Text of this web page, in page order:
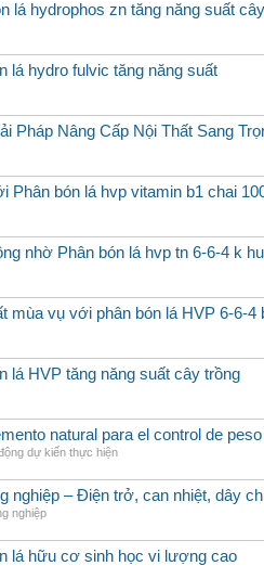
lá hydrophos zn tăng năng suất cây
lá hydro fulvic tăng năng suất
Pháp Nâng Cấp Nội Thất Sang
Phân bón lá hvp vitamin b1 chai
nhờ Phân bón lá hvp tn 6-6-4 k
mùa vụ với phân bón lá HVP 6-6-4
lá HVP tăng năng suất cây trồng
natural para el control de peso
dự kiến thực hiện
nghiệp – Điện trở, can nhiệt, dây
nghiệp
lá hữu cơ sinh học vi lượng cao